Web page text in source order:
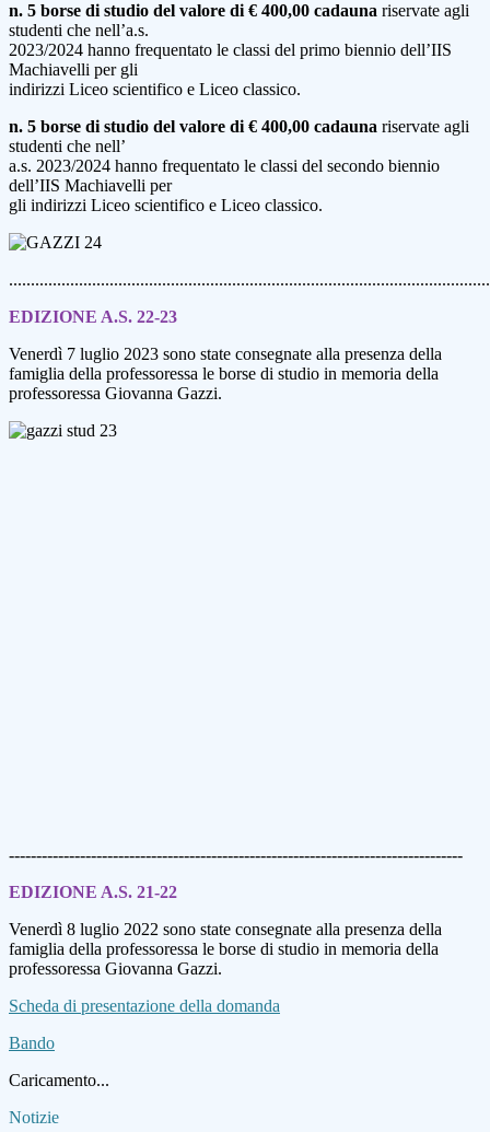
n. 5 borse di studio del valore di € 400,00 cadauna riservate agli
studenti che nell’a.s.
2023/2024 hanno frequentato le classi del primo biennio dell’IIS
Machiavelli per gli
indirizzi Liceo scientifico e Liceo classico.
n. 5 borse di studio del valore di € 400,00 cadauna riservate agli
studenti che nell’
a.s. 2023/2024 hanno frequentato le classi del secondo biennio
dell’IIS Machiavelli per
gli indirizzi Liceo scientifico e Liceo classico.
EDIZIONE A.S. 22-23
Venerdì 7 luglio 2023 sono state consegnate alla presenza della
famiglia della professoressa le borse di studio in memoria della
professoressa Giovanna Gazzi.
-----------------------------------------------------------------------------------
EDIZIONE A.S. 21-22
Venerdì 8 luglio 2022 sono state consegnate alla presenza della
famiglia della professoressa le borse di studio in memoria della
professoressa Giovanna Gazzi.
Scheda di presentazione della domanda
Bando
Caricamento...
Notizie